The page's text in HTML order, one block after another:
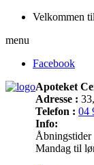
Velkommen
menu
Facebook
Apoteket
Adresse :
Telefon : 04
Info:
Åbningstider
Mandag til